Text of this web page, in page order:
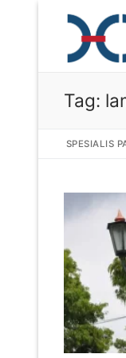
Tag:
SPESIALIS